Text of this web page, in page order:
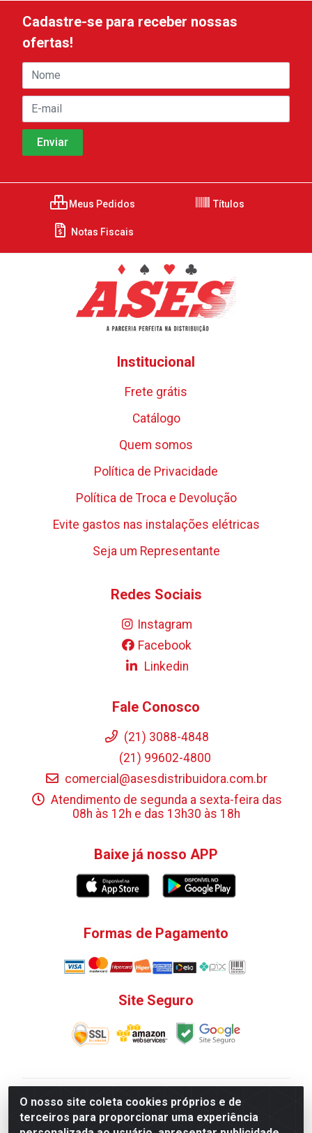
O nosso site coleta cookies próprios e de
terceiros para proporcionar uma experiência
Cadastre-se para receber nossas
ofertas!
Meus Pedidos Títulos
Notas Fiscais
Institucional
Frete grátis
Catálogo
Quem somos
Política de Privacidade
Política de Troca e Devolução
Evite gastos nas instalações elétricas
Seja um Representante
Redes Sociais
Instagram
Facebook
Linkedin
Fale Conosco
(21) 3088-4848
(21) 99602-4800
comercial@asesdistribuidora.com.br
Atendimento de segunda a sexta-feira das
08h às 12h e das 13h30 às 18h
Baixe já nosso APP
Formas de Pagamento
Site Seguro
V. C. Ferragens LTDA - Rua do Matoso, 132 - Praça da
Bandeira, Rio de Janeiro/ RJ - CEP 20.270-135 - CNPJ
12.324.723/0001-25